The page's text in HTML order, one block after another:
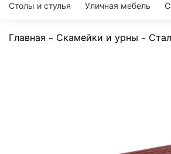
Столы и стулья Уличная мебель
Главная Скамейки и урны